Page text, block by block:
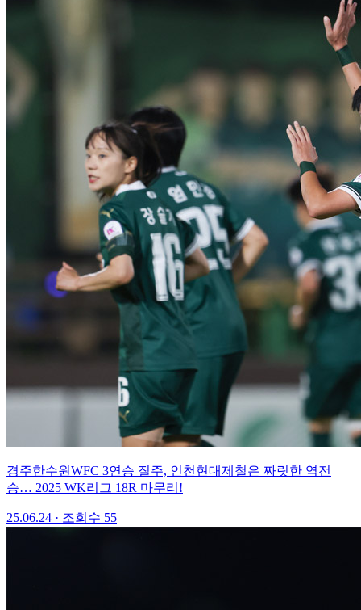
경주한수원WFC 3연승 질주, 인천현대제철은 짜릿한 역전
승… 2025 WK리그 18R 마무리!
25.06.24 · 조회수 55